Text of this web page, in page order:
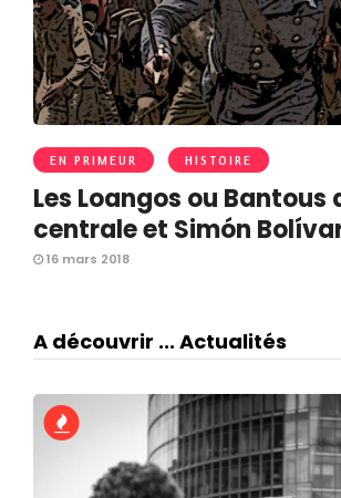
EN PRIMEUR HISTOIRE
Les Loangos ou Bantous
centrale et Simón
16 mars 2018
A découvrir ... Actualités